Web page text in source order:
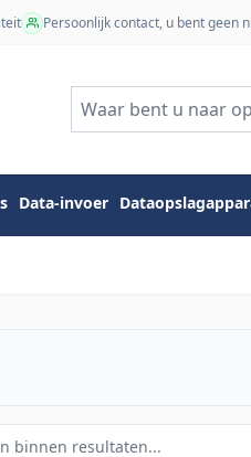
Persoonlijk contact, u bent geen
Data-invoer